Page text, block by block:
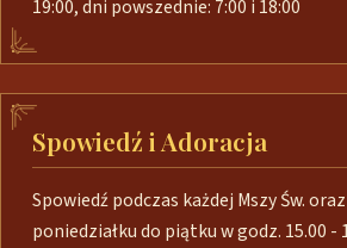
19:00, dni powszednie: 7:00 i 18:00
Spowiedź i Adoracja
Spowiedź podczas każdej Mszy Św.
poniedziałku do piątku w godz. 15.00 -